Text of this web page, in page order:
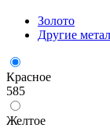
Золото
Другие
Красное
585
Желтое